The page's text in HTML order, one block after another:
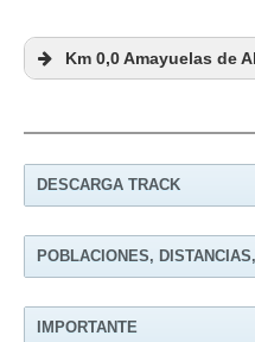
Km 0,0 Amayuelas de
DESCARGA TRACK
POBLACIONES,
IMPORTANTE